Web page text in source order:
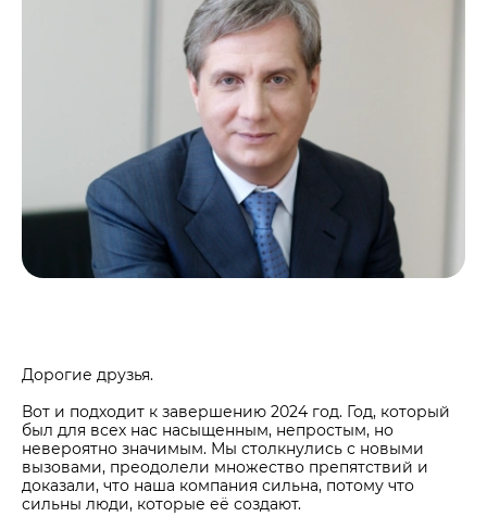
Дорогие друзья.
Вот и подходит к завершению 2024 год. Год, который
был для всех нас насыщенным, непростым, но
невероятно значимым. Мы столкнулись с новыми
вызовами, преодолели множество препятствий и
доказали, что наша компания сильна, потому что
сильны люди, которые её создают.
Центры дистрибуции
Реализация ТМЦ и непрофильных активов
Политика в области закупок
В помощь поставщику
Не только цемент
Люди ЦЕМРОСа
Технологии и тренды
Издание для клиентов
Аналитика цементной отрасли
Медиабанк
Пресса о нас
Контакты